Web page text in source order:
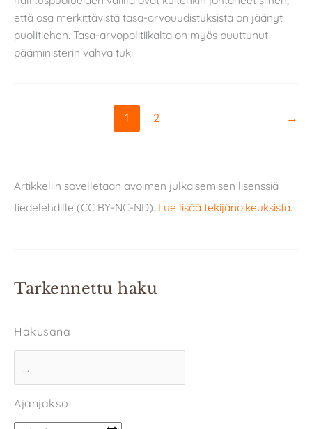
että osa merkittävistä tasa-arvouudistuksista on jäänyt
puolitiehen. Tasa-arvopolitiikalta on myös puuttunut
pääministerin vahva tuki.
1 2 →
Artikkeliin sovelletaan avoimen julkaisemisen lisenssiä
tiedelehdille (CC BY-NC-ND). Lue lisää tekijänoikeuksista.
Tarkennettu haku
Hakusana
Ajanjakso